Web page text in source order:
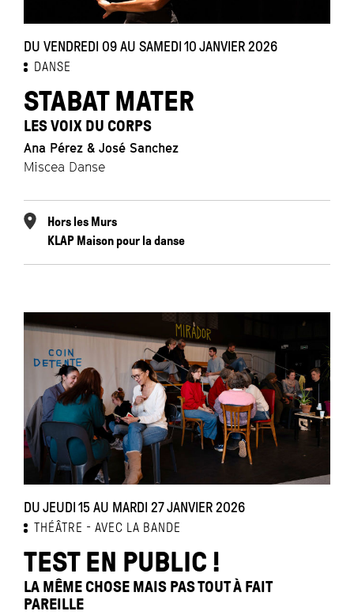
DU VENDREDI 09 AU SAMEDI 10 JANVIER 2026
DANSE
STABAT MATER
LES VOIX DU CORPS
Ana Pérez & José Sanchez
Miscea Danse
Hors les Murs
KLAP Maison pour la danse
DU JEUDI 15 AU MARDI 27 JANVIER 2026
THÉÂTRE AVEC LA BANDE
TEST EN PUBLIC !
LA MÊME CHOSE MAIS PAS TOUT À FAIT
PAREILLE